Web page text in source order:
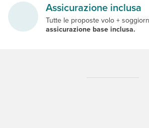
Assicurazione inclusa
Tutte le proposte volo +
assicurazione base inclusa.